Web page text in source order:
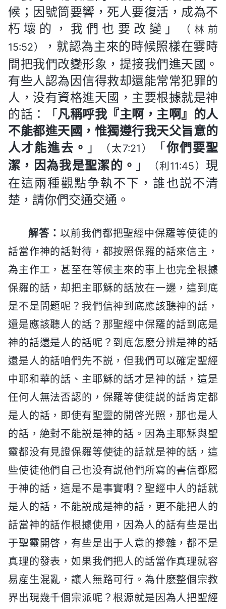
候；因號筒要響，死人要復活，成為不
朽壞的，我們也要改變」
（林前
15:52）
，就認為主來的時候照樣在霎時
間把我們改變形象，提接我們進天國。
有些人認為因信得救却還能常常犯罪的
人，没有資格進天國，主要根據就是神
的話：「凡稱呼我『主啊，主啊』的人
不能都進天國，惟獨遵行我天父旨意的
人才能進去。 」 （太7:21） 「你們要聖
潔，因為我是聖潔的。 」 （利11:45）現
在這兩種觀點争執不下，誰也説不清
楚，請你們交通交通。
解答： 以前我們都把聖經中保羅等使徒的
話當作神的話對待，都按照保羅的話來信主，
為主作工，甚至在等候主來的事上也完全根據
保羅的話，却把主耶穌的話放在一邊，這到底
是不是問題呢？我們信神到底應該聽神的話，
還是應該聽人的話？那聖經中保羅的話到底是
神的話還是人的話呢？到底怎麽分辨是神的話
還是人的話咱們先不説，但我們可以確定聖經
中耶和華的話、主耶穌的話才是神的話，這是
任何人無法否認的，保羅等使徒説的話肯定都
是人的話，即使有聖靈的開啓光照，那也是人
的話，絶對不能説是神的話。因為主耶穌與聖
靈都没有見證保羅等使徒的話就是神的話，這
些使徒他們自己也没有説他們所寫的書信都屬
于神的話，這是不是事實啊？聖經中人的話就
是人的話，不能説成是神的話，更不能把人的
話當神的話作根據使用，因為人的話有些是出
于聖靈開啓，有些是出于人意的摻雜，都不是
真理的發表，如果我們把人的話當作真理就容
易産生混亂，讓人無路可行。為什麽整個宗教
界出現幾千個宗派呢？根源就是因為人把聖經